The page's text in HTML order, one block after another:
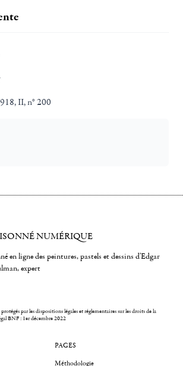
II, n° 200
NUMÉRIQUE
en ligne des peintures, pastels et dessins d'Edgar
expert
par les dispositions légales et réglementaires sur les droits de la
BNF : 1er décembre 2022
PAGES
Méthodologie